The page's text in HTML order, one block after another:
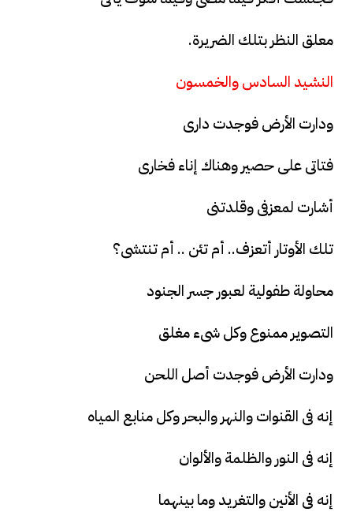
معلق النظر بتلك الضريرة.
النشيد السادس والخمسون
ودارت الأرض فوجدت دارى
فتاتى على حصير وهناك إناء فخارى
أشارت لمعزفى وقلدتنى
تلك الأوتار أتعزف.. أم تئن .. أم تنتشى؟
محاولة طفولية لعبور جسر الجنود
التصوير ممنوع وكل شىء مغلق
ودارت الأرض فوجدت أصل اللحن
إنه فى القنوات والنهر والبحر وكل منابع المياه
إنه فى النور والظلمة والألوان
إنه فى الأنين والتغريد وما بينهما